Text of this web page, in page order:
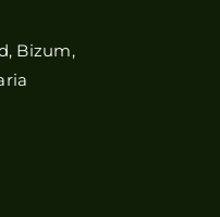
Bizum,